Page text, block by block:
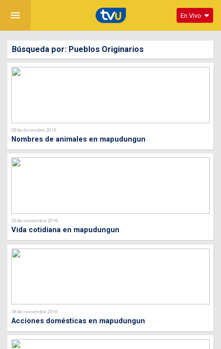
menu En Vivo
Búsqueda por: Pueblos Originarios
09 de diciembre 2016
Nombres de animales en mapudungun
25 de noviembre 2016
Vida cotidiana en mapudungun
18 de noviembre 2016
Acciones domésticas en mapudungun